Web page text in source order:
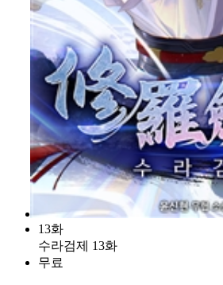
13화
수라검제 13화
무료